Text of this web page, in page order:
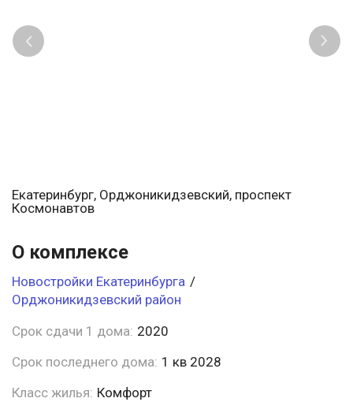
Екатеринбург, Орджоникидзевский, проспект
Космонавтов
О комплексе
Новостройки Екатеринбурга /
Орджоникидзевский район
Срок сдачи 1 дома: 2020
Срок последнего дома: 1 кв 2028
Класс жилья: Комфорт